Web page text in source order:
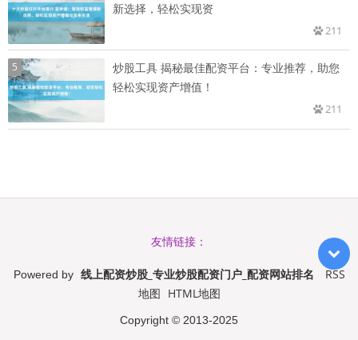
新选择，轻松实现资
211
5
炒股工具 揭秘最佳配资平台：专业推荐，助您
轻松实现资产增值！
211
友情链接：
Powered by 线上配资炒股_专业炒股配资门户_配资网站排名
RSS
地图 HTML地图
Copyright © 2013-2025